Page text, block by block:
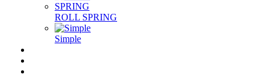
ROLL SPRING
Simple